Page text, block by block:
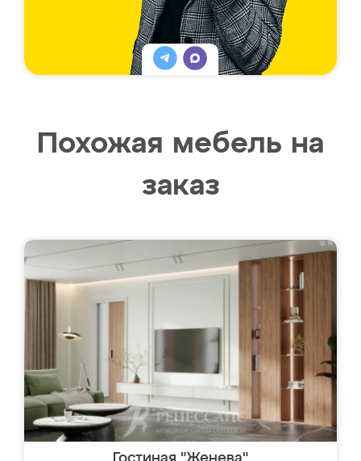
Похожая мебель на
заказ